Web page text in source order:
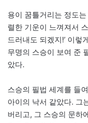
용이 꿈틀거리는 정도
렬한 기운이 느껴져서
드러내도 되겠지!’ 이렇
무명의 스승이 보여 준
았다.
스승의 필법 세계를 들
아이의 낙서 같았다. 그
버리고, 그 스승의 문하